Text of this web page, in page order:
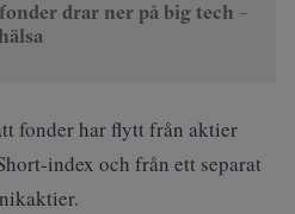
drar ner på big tech –
fonder har flytt från aktier
index och från ett separat